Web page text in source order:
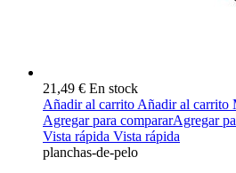
21,49 € En stock
Añadir al carrito Añadir al carrito
Agregar para compararAgregar
Vista rápida Vista rápida
planchas-de-pelo